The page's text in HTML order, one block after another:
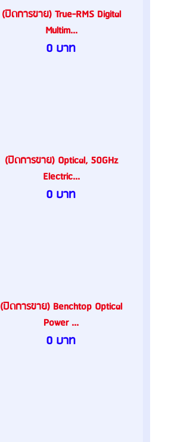
(ปิดการขาย) True-RMS Digital
Multim...
0 บาท
(ปิดการขาย) Optical, 50GHz
Electric...
0 บาท
(ปิดการขาย) Benchtop Optical
Power ...
0 บาท